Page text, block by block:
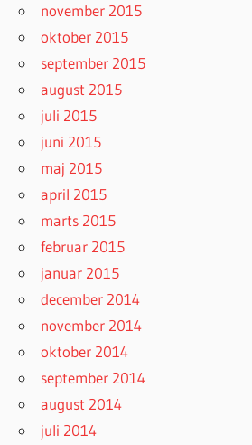
november 2015
oktober 2015
september 2015
august 2015
juli 2015
juni 2015
maj 2015
april 2015
marts 2015
februar 2015
januar 2015
december 2014
november 2014
oktober 2014
september 2014
august 2014
juli 2014